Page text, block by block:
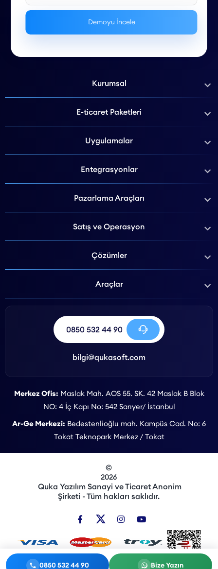
Kurumsal
E-ticaret Paketleri
Uygulamalar
Entegrasyonlar
Pazarlama Araçları
Satış ve Operasyon
Çözümler
Araçlar
0850 532 44 90
bilgi@qukasoft.com
Merkez Ofis: Maslak Mah. AOS 55. SK. 42 Maslak B Blok
NO: 4 İç Kapı No: 542 Sarıyer/ İstanbul
Ar-Ge Merkezi: Bedestenlioğlu mah. Kampüs Cad. No: 6
Tokat Teknopark Merkez / Tokat
©
2026
Quka Yazılım Sanayi ve Ticaret Anonim
Şirketi - Tüm hakları saklıdır.
0850 532 44 90 Bize Yazın